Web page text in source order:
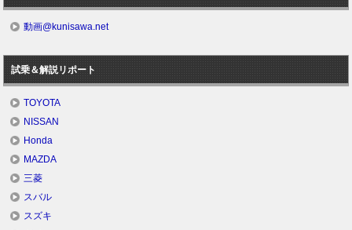
動画@kunisawa.net
試乗＆解説リポート
TOYOTA
NISSAN
Honda
MAZDA
三菱
スバル
スズキ